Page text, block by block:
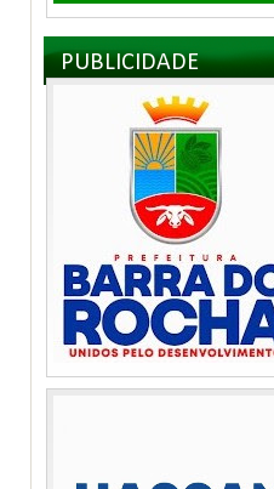
PUBLICIDADE